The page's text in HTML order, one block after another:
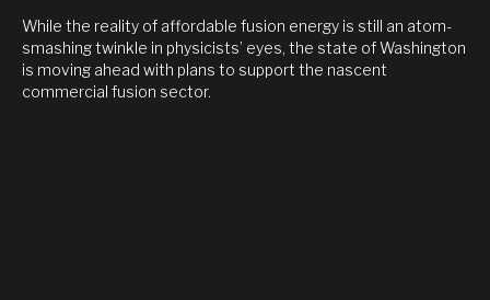
While the reality of affordable fusion energy is still an atom-
smashing twinkle in physicists’ eyes, the state of Washington
is moving ahead with plans to support the nascent
commercial fusion sector.